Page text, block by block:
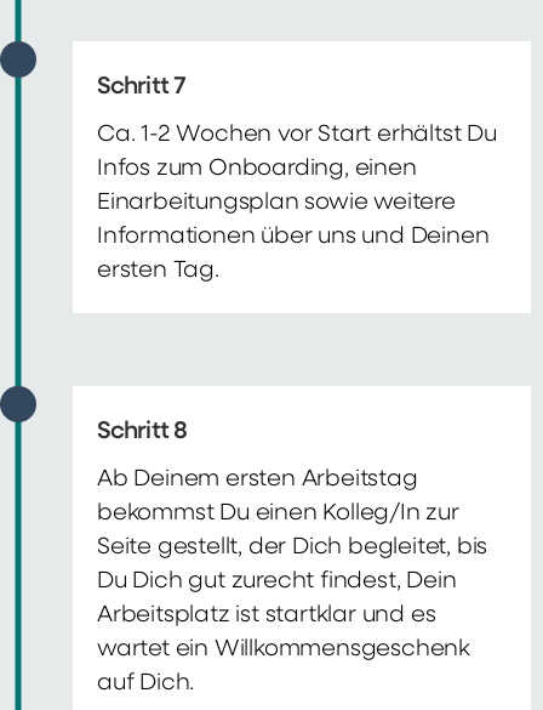
Schritt 7
Ca. 1-2 Wochen vor Start erhältst Du
Infos zum Onboarding, einen
Einarbeitungsplan sowie weitere
Informationen über uns und Deinen
ersten Tag.
Schritt 8
Ab Deinem ersten Arbeitstag
bekommst Du einen Kolleg/In zur
Seite gestellt, der Dich begleitet, bis
Du Dich gut zurecht findest, Dein
Arbeitsplatz ist startklar und es
wartet ein Willkommensgeschenk
auf Dich.